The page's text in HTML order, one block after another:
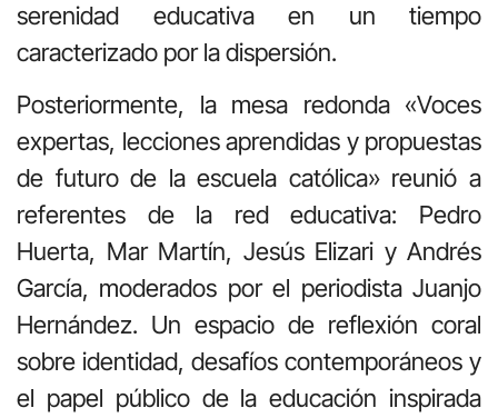
serenidad educativa en un tiempo
caracterizado por la dispersión.
Posteriormente, la mesa redonda «Voces
expertas, lecciones aprendidas y propuestas
de futuro de la escuela católica» reunió a
referentes de la red educativa: Pedro
Huerta, Mar Martín, Jesús Elizari y Andrés
García, moderados por el periodista Juanjo
Hernández. Un espacio de reflexión coral
sobre identidad, desafíos contemporáneos y
el papel público de la educación inspirada